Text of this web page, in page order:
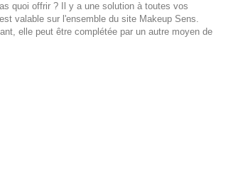
quoi offrir ? Il y a une solution à toutes vos
valable sur l'ensemble du site Makeup Sens.
elle peut être complétée par un autre moyen de